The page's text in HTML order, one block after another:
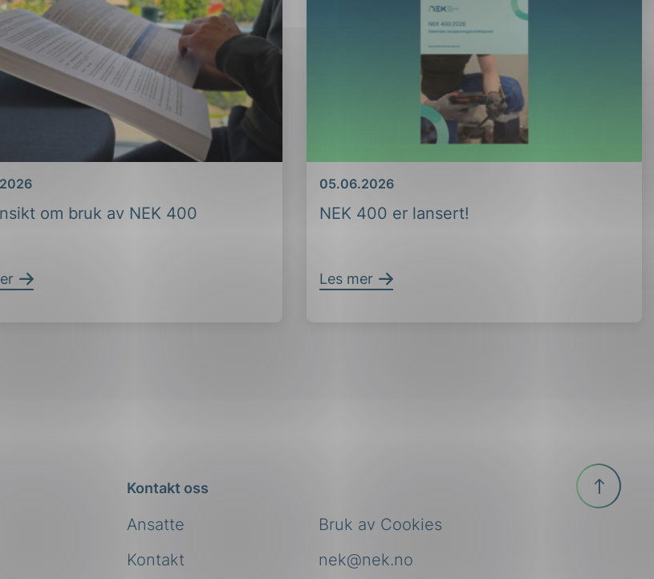
om bruk av NEK 400 NEK 400 er lansert!
Dato
05.06.2026
Les mer
Kontakt oss
Ansatte
nek@nek.no
Kontakt
Bruk av Cookies
Til
toppen